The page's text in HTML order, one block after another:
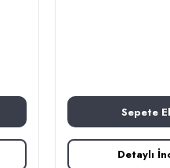
Sepete
Detaylı